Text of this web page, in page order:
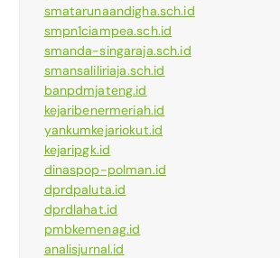
smatarunaandigha.sch.id
smpn1ciampea.sch.id
smanda-singaraja.sch.id
smansaliliriaja.sch.id
banpdmjateng.id
kejaribenermeriah.id
yankumkejariokut.id
kejaripgk.id
dinaspop-polman.id
dprdpaluta.id
dprdlahat.id
pmbkemenag.id
analisjurnal.id